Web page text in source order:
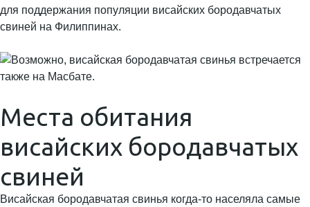
для поддержания популяции висайских бородавчатых
свиней на Филиппинах.
Места обитания
висайских бородавчатых
свиней
Висайская бородавчатая свинья когда-то населяла самые